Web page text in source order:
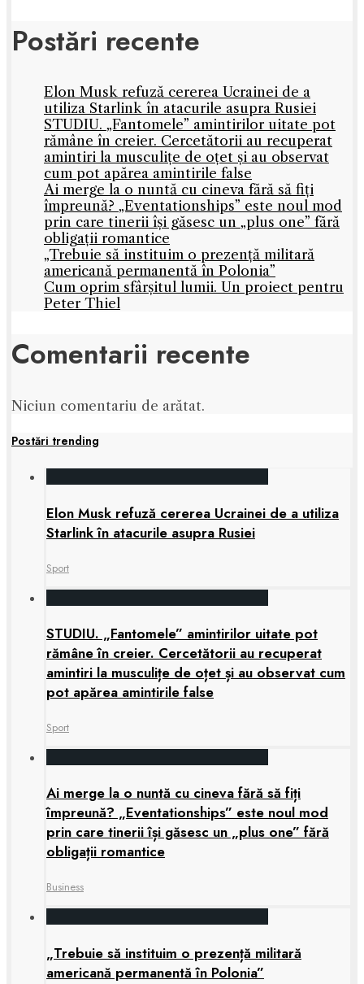
Postări recente
Elon Musk refuză cererea Ucrainei de a
utiliza Starlink în atacurile asupra Rusiei
STUDIU. „Fantomele” amintirilor uitate pot
rămâne în creier. Cercetătorii au recuperat
amintiri la musculițe de oțet și au observat
cum pot apărea amintirile false
Ai merge la o nuntă cu cineva fără să fiți
împreună? „Eventationships” este noul mod
prin care tinerii își găsesc un „plus one” fără
obligații romantice
„Trebuie să instituim o prezență militară
americană permanentă în Polonia”
Cum oprim sfârșitul lumii. Un proiect pentru
Peter Thiel
Comentarii recente
Niciun comentariu de arătat.
Postări trending
Elon Musk refuză cererea Ucrainei de a utiliza
Starlink în atacurile asupra Rusiei
Sport
STUDIU. „Fantomele” amintirilor uitate pot
rămâne în creier. Cercetătorii au recuperat
amintiri la musculițe de oțet și au observat cum
pot apărea amintirile false
Sport
Ai merge la o nuntă cu cineva fără să fiți
împreună? „Eventationships” este noul mod
prin care tinerii își găsesc un „plus one” fără
obligații romantice
Business
„Trebuie să instituim o prezență militară
americană permanentă în Polonia”